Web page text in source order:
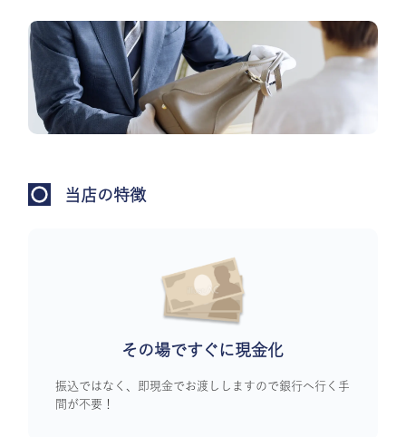
当店の特徴
その場ですぐに現金化
振込ではなく、即現金でお渡ししますので銀行へ行く手
間が不要！